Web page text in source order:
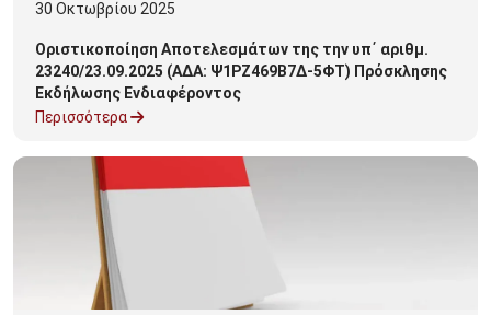
30 Οκτωβρίου 2025
Οριστικοποίηση Αποτελεσμάτων της την υπ΄ αριθμ.
23240/23.09.2025 (ΑΔΑ: Ψ1ΡΖ469Β7Δ-5ΦΤ) Πρόσκλησης
Εκδήλωσης Ενδιαφέροντος
Περισσότερα